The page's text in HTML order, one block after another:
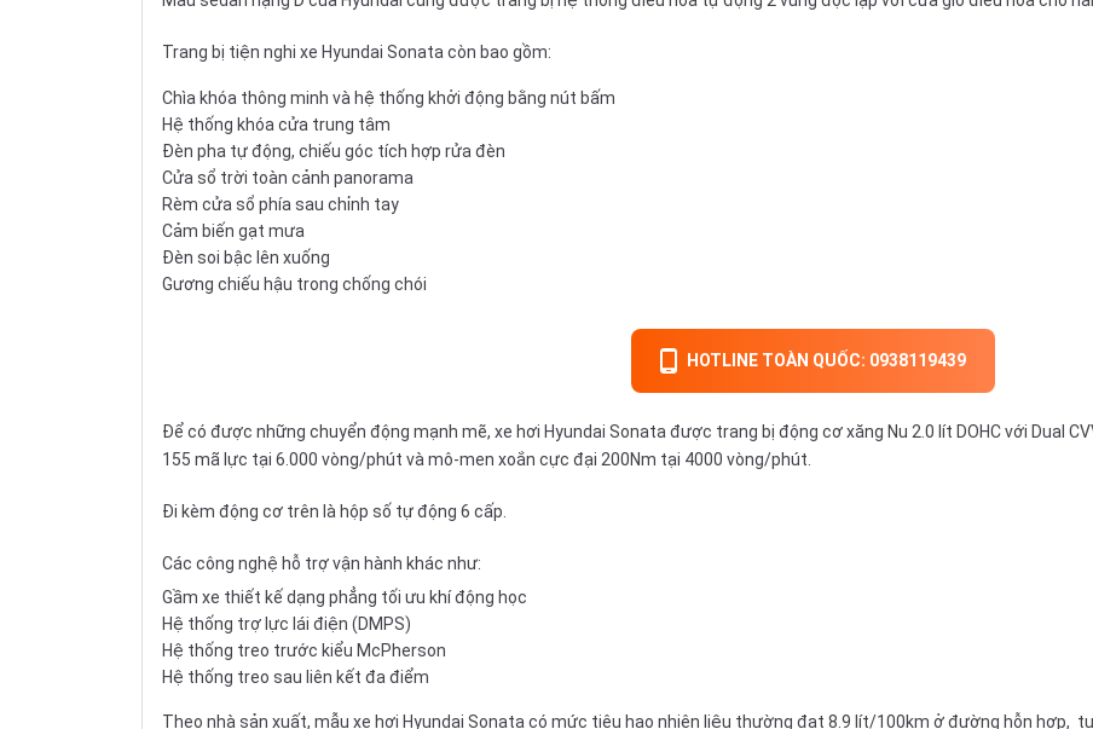
Trang bị tiện nghi xe Hyundai Sonata còn bao gồm:
Chìa khóa thông minh và hệ thống khởi động bằng nút bấm
Hệ thống khóa cửa trung tâm
Đèn pha tự động, chiếu góc tích hợp rửa đèn
Cửa sổ trời toàn cảnh panorama
Rèm cửa sổ phía sau chỉnh tay
Cảm biến gạt mưa
Đèn soi bậc lên xuống
Gương chiếu hậu trong chống chói
HOTLINE TOÀN QUỐC: 0938119439
Để có được những chuyển động mạnh mẽ, xe hơi Hyundai Sonata được trang bị động cơ xăng Nu 2.0 lít DOHC với Dual
155 mã lực tại 6.000 vòng/phút và mô-men xoắn cực đại 200Nm tại 4000 vòng/phút.
Đi kèm động cơ trên là hộp số tự động 6 cấp.
Các công nghệ hỗ trợ vận hành khác như:
Gầm xe thiết kế dạng phẳng tối ưu khí động học
Hệ thống trợ lực lái điện (DMPS)
Hệ thống treo trước kiểu McPherson
Hệ thống treo sau liên kết đa điểm
Theo nhà sản xuất, mẫu xe hơi Hyundai Sonata có mức tiêu hao nhiên liệu thường đạt 8.9 lít/100km ở đường hỗn hợp,